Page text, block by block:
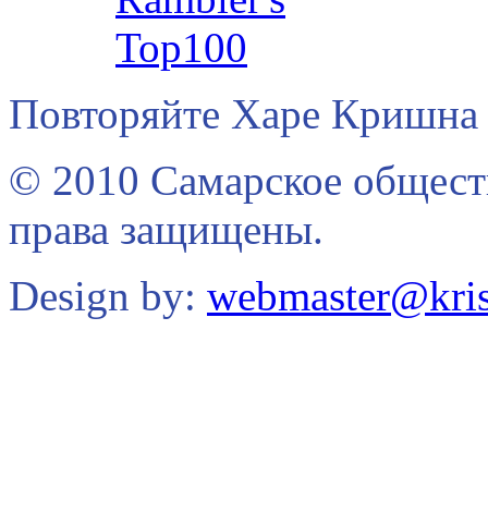
Повторяйте Харе Кришна
© 2010 Самарское
права защищены.
Design by: